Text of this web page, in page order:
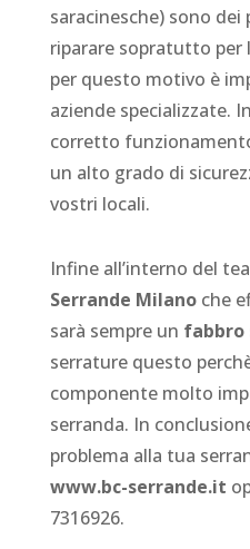
saracinesche) sono
riparare sopratutto per
per questo motivo è
aziende specializzate.
corretto
un alto grado di
vostri locali.
Infine all’interno del
Serrande Milano che
sarà sempre un fabbro
serrature questo
componente molto
serranda. In
problema alla tua
www.bc-serrande.it
7316926.